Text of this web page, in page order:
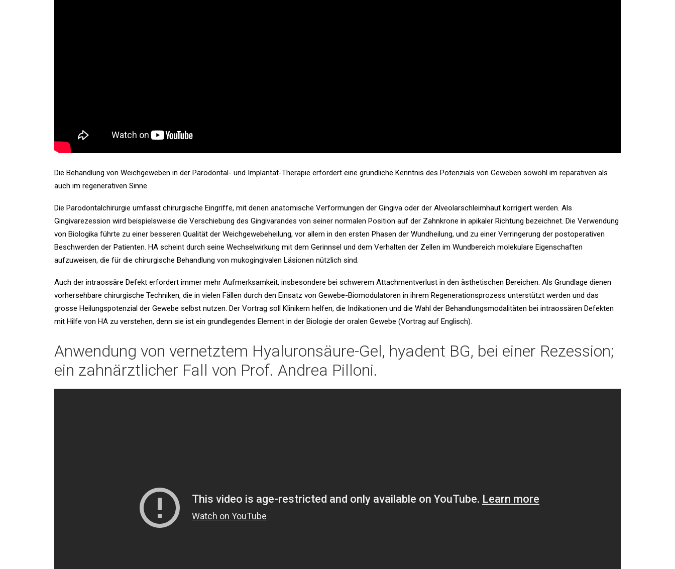
Die Behandlung von Weichgeweben in der Parodontal- und Implantat-Therapie erfordert eine gründliche Kenntnis des Potenzials von Geweben sowohl im reparativen als
auch im regenerativen Sinne.
Die Parodontalchirurgie umfasst chirurgische Eingriffe, mit denen anatomische Verformungen der Gingiva oder der Alveolarschleimhaut korrigiert werden. Als
Gingivarezession wird beispielsweise die Verschiebung des Gingivarandes von seiner normalen Position auf der Zahnkrone in apikaler Richtung bezeichnet. Die Verwendung
von Biologika führte zu einer besseren Qualität der Weichgewebeheilung, vor allem in den ersten Phasen der Wundheilung, und zu einer Verringerung der postoperativen
Beschwerden der Patienten. HA scheint durch seine Wechselwirkung mit dem Gerinnsel und dem Verhalten der Zellen im Wundbereich molekulare Eigenschaften
aufzuweisen, die für die chirurgische Behandlung von mukogingivalen Läsionen nützlich sind.
Auch der intraossäre Defekt erfordert immer mehr Aufmerksamkeit, insbesondere bei schwerem Attachmentverlust in den ästhetischen Bereichen. Als Grundlage dienen
vorhersehbare chirurgische Techniken, die in vielen Fällen durch den Einsatz von Gewebe-Biomodulatoren in ihrem Regenerationsprozess unterstützt werden und das
grosse Heilungspotenzial der Gewebe selbst nutzen. Der Vortrag soll Klinikern helfen, die Indikationen und die Wahl der Behandlungsmodalitäten bei intraossären Defekten
mit Hilfe von HA zu verstehen, denn sie ist ein grundlegendes Element in der Biologie der oralen Gewebe (Vortrag auf Englisch).
Anwendung von vernetztem Hyaluronsäure-Gel, hyadent BG, bei einer Rezession;
ein zahnärztlicher Fall von Prof. Andrea Pilloni.